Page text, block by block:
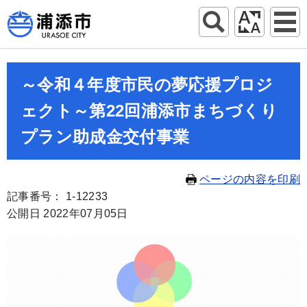
～令和４年度市民の夢応援プロジ
ェクト～第22回浦添市まちづくり
プラン助成金交付事業
ページの内容を印刷
記事番号： 1-12233
公開日 2022年07月05日